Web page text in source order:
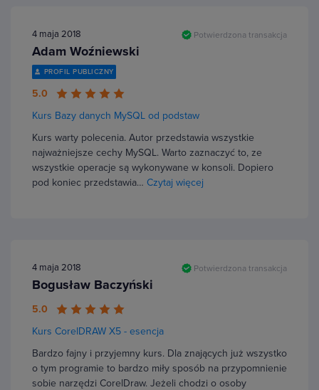
4 maja 2018 Potwierdzona transakcja
Adam Woźniewski
PROFIL PUBLICZNY
5.0
Kurs Bazy danych MySQL od podstaw
Kurs warty polecenia. Autor przedstawia wszystkie
najważniejsze cechy MySQL. Warto zaznaczyć to, ze
wszystkie operacje są wykonywane w konsoli. Dopiero
pod koniec przedstawia… Czytaj więcej
4 maja 2018 Potwierdzona transakcja
Bogusław Baczyński
5.0
Kurs CorelDRAW X5 - esencja
Bardzo fajny i przyjemny kurs. Dla znających już wszystko
o tym programie to bardzo miły sposób na przypomnienie
sobie narzędzi CorelDraw. Jeżeli chodzi o osoby